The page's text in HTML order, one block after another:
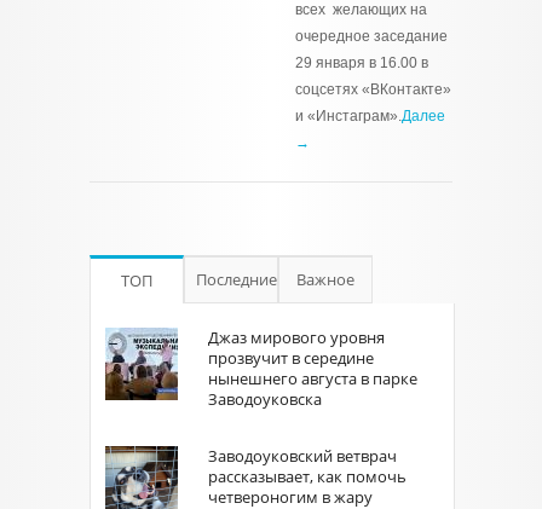
всех желающих на
очередное заседание
29 января в 16.00 в
соцсетях «ВКонтакте»
и «Инстаграм».Далее
→
ТОП Последние Важное
Джаз мирового уровня
прозвучит в середине
нынешнего августа в парке
Заводоуковска
Заводоуковский ветврач
рассказывает, как помочь
четвероногим в жару